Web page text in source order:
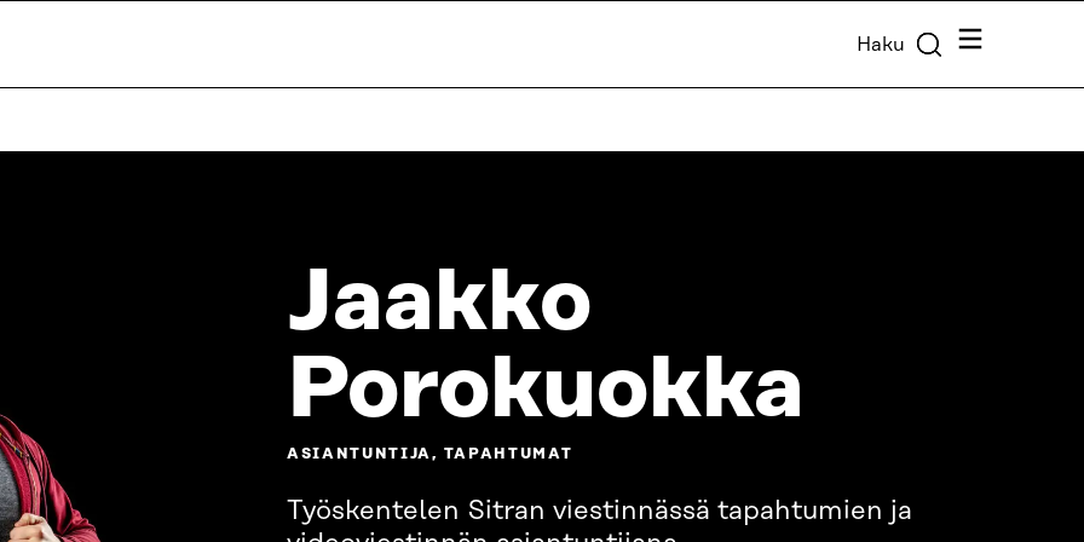
Haku Valikko
Jaakko
Porokuokka
ASIANTUNTIJA, TAPAHTUMAT
Työskentelen Sitran viestinnässä tapahtumien ja